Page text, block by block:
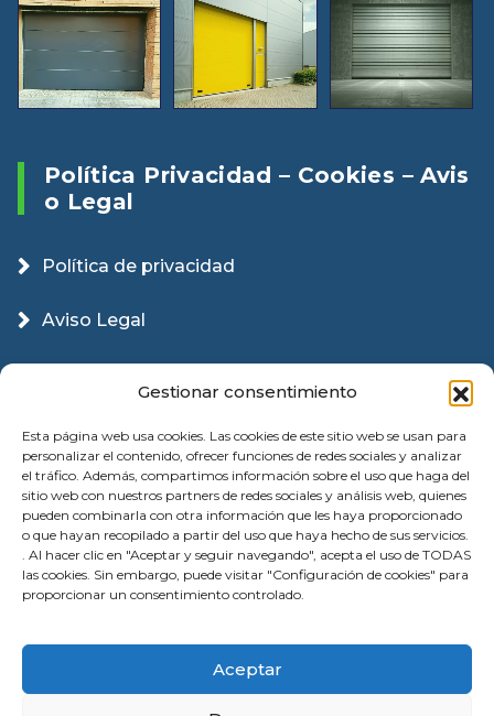
Gestionar consentimiento
Esta página web usa cookies. Las cookies de este sitio web se usan para
personalizar el contenido, ofrecer funciones de redes sociales y analizar
el tráfico. Además, compartimos información sobre el uso que haga del
sitio web con nuestros partners de redes sociales y análisis web, quienes
pueden combinarla con otra información que les haya proporcionado
o que hayan recopilado a partir del uso que haya hecho de sus servicios.
. Al hacer clic en "Aceptar y seguir navegando", acepta el uso de TODAS
las cookies. Sin embargo, puede visitar "Configuración de cookies" para
proporcionar un consentimiento controlado.
Aceptar
Política Privacidad – Cookies – Avis
O Legal
Política de privacidad
Aviso Legal
© 2026 Instalación Puertas Garaje Valencia |
Reparación | All Rights Reserved